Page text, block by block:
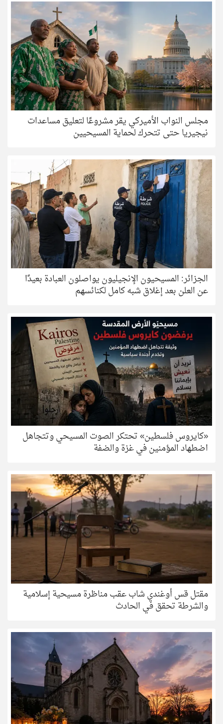
مجلس النواب الأميركي يقر مشروعًا لتعليق مساعدات
نيجيريا حتى تتحرك لحماية المسيحيين
الجزائر: المسيحيون الإنجيليون يواصلون العبادة بعيدًا
عن العلن بعد إغلاق شبه كامل لكنائسهم
«كايروس فلسطين» تحتكر الصوت المسيحي وتتجاهل
اضطهاد المؤمنين في غزة والضفة
مقتل قس أوغندي شاب عقب مناظرة مسيحية إسلامية
والشرطة تحقق في الحادث